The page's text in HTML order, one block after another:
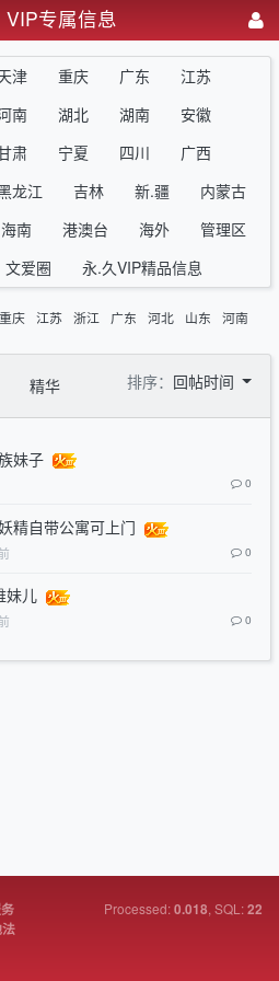
VIP专属信息
津 重庆 广东
江苏
南 湖北 湖南
安徽
肃 宁夏 四川
广西
龙江 吉林 新.疆
内蒙古
海南 港澳台 海外
管理区
文爱圈 永.久VIP精品信息
重庆 江苏 浙江 广东 河北 山东
河南
精华 排序： 回帖时间
妹子
0
精自带公寓可上门
0
妹儿
0
Processed:0.018, SQL:22